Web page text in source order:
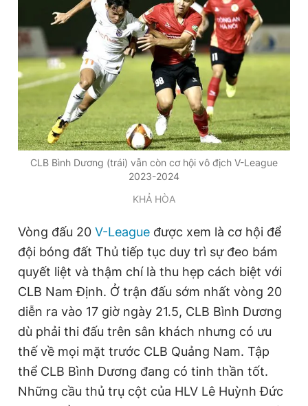
Tổng biên tập: Nguyễn Ngọc Toàn
Phó tổng biên tập thường trực: Hải Thành
Phó tổng biên tập: Lâm Hiếu Dũng
Phó tổng biên tập: Trần Việt Hưng
Tổng thư ký tòa soạn: Đức Trung
Giấy phép xuất bản số 110/GP - BTTTT cấp ngày 24.3.2020
© 2003-2026 Bản quyền thuộc về Báo Thanh Niên. Cấm sao
chép dưới mọi hình thức nếu không có sự chấp thuận bằng văn
bản. Phát triển bởi ePi Technologies, JSC.
CLB Bình Dương (trái) vẫn còn cơ hội vô địch V-League
2023-2024
KHẢ HÒA
Vòng đấu 20 V-League được xem là cơ hội để
đội bóng đất Thủ tiếp tục duy trì sự đeo bám
quyết liệt và thậm chí là thu hẹp cách biệt với
CLB Nam Định. Ở trận đấu sớm nhất vòng 20
diễn ra vào 17 giờ ngày 21.5, CLB Bình Dương
dù phải thi đấu trên sân khách nhưng có ưu
thế về mọi mặt trước CLB Quảng Nam. Tập
thể CLB Bình Dương đang có tinh thần tốt.
Những cầu thủ trụ cột của HLV Lê Huỳnh Đức